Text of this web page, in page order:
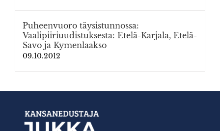
Puheenvuoro täysistunnossa:
Vaalipiiriuudistuksesta: Etelä-Karjala, Etelä-
Savo ja Kymenlaakso
09.10.2012